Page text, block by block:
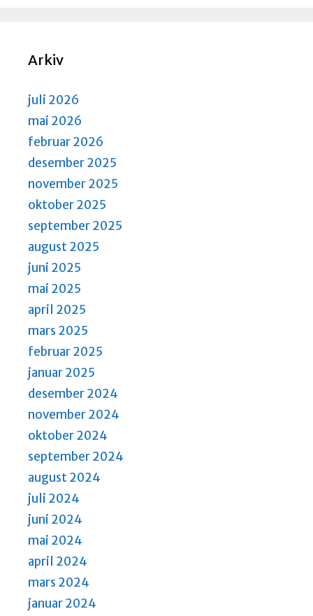
Arkiv
juli 2026
mai 2026
februar 2026
desember 2025
november 2025
oktober 2025
september 2025
august 2025
juni 2025
mai 2025
april 2025
mars 2025
februar 2025
januar 2025
desember 2024
november 2024
oktober 2024
september 2024
august 2024
juli 2024
juni 2024
mai 2024
april 2024
mars 2024
januar 2024